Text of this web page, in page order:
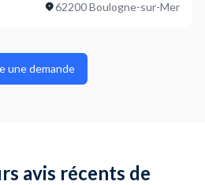
ramassées ?
projet ?
62200 Boulogne-sur-Mer
une demande
avis récents de